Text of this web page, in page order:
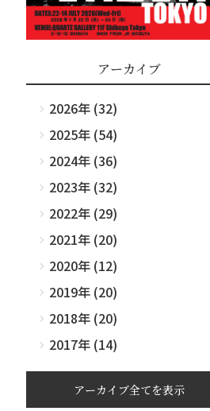
アーカイブ
2026年 (32)
2025年 (54)
2024年 (36)
2023年 (32)
2022年 (29)
2021年 (20)
2020年 (12)
2019年 (20)
2018年 (20)
2017年 (14)
アーカイブ全てを表示